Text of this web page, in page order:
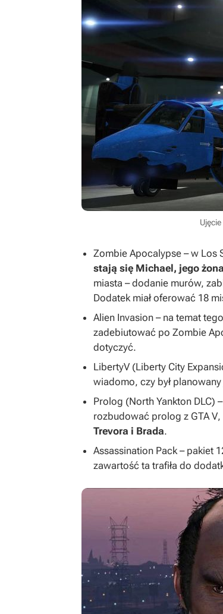
Zombie Apocalypse – w Los
stają się Michael, jego
miasta – dodanie murów,
Dodatek miał oferować 18
Alien Invasion – na temat
zadebiutować po Zombie
dotyczyć.
LibertyV (Liberty City
wiadomo, czy był
Prolog (North Yankton DLC)
rozbudować prolog z GTA V,
Trevora i Brada.
Assassination Pack – pakiet
zawartość ta trafiła do